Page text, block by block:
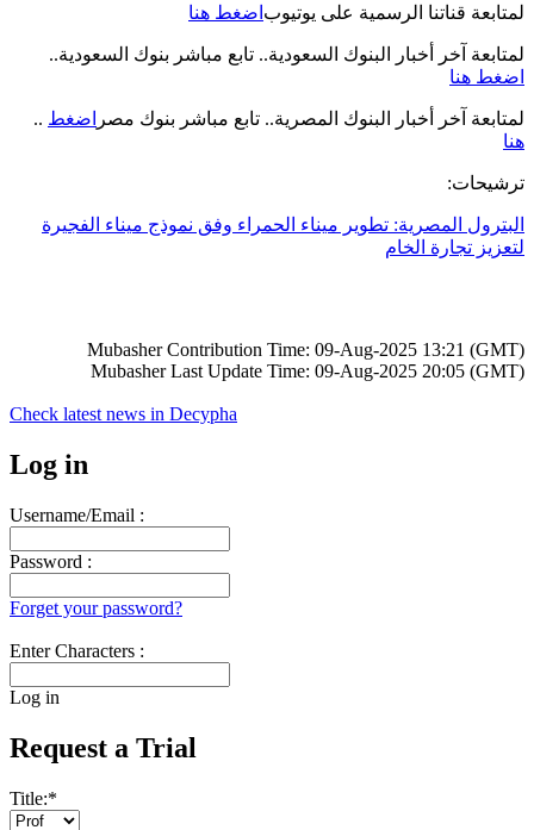
لمتابعة قناتنا الرسمية على يوتيوب اضغط هنا
لمتابعة آخر أخبار البنوك السعودية.. تابع مباشر بنوك السعودية..
اضغط هنا
لمتابعة آخر أخبار البنوك المصرية.. تابع مباشر بنوك مصر .. اضغط
هنا
ترشيحات:
البترول المصرية: تطوير ميناء الحمراء وفق نموذج ميناء الفجيرة
لتعزيز تجارة الخام
Mubasher Contribution Time: 09-Aug-2025 13:21 (GMT)
Mubasher Last Update Time: 09-Aug-2025 20:05 (GMT)
Check latest news in Decypha
Log in
Username/Email :
Password :
Forget your password?
Enter Characters :
Log in
Request a Trial
Title:*